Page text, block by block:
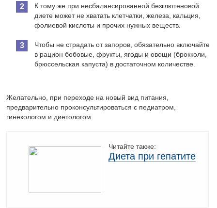
К тому же при несбалансированной безглютеновой
диете может не хватать клетчатки, железа, кальция,
фолиевой кислоты и прочих нужных веществ.
Чтобы не страдать от запоров, обязательно включайте
в рацион бобовые, фрукты, ягоды и овощи (брокколи,
брюссельская капуста) в достаточном количестве.
Желательно, при переходе на новый вид питания,
предварительно проконсультироваться с педиатром,
гинекологом и диетологом.
Читайте также:
Диета при гепатите